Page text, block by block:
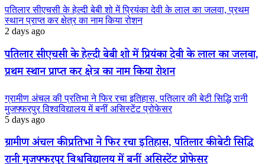
पतिलार सीएचसी के हेल्दी बेबी शो में प्रियंका देवी के लाल का जलवा, प्रथम
स्थान प्राप्त कर क्षेत्र का नाम किया रोशन
2 days ago
पतिलार सीएचसी के हेल्दी बेबी शो में प्रियंका देवी के लाल का जलवा,
प्रथम स्थान प्राप्त कर क्षेत्र का नाम किया रोशन
ग्रामीण अंचल की प्रतिभा ने फिर रचा इतिहास, पतिलार की बेटी सिद्धि रानी
मुजफ्फरपुर विश्वविद्यालय में बनीं असिस्टेंट प्रोफेसर
5 days ago
ग्रामीण अंचल की प्रतिभा ने फिर रचा इतिहास, पतिलार की बेटी सिद्धि